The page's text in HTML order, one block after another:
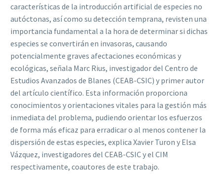
características de la introducción artificial de especies no
autóctonas, así como su detección temprana, revisten una
importancia fundamental a la hora de determinar si dichas
especies se convertirán en invasoras, causando
potencialmente graves afectaciones económicas y
ecológicas, señala Marc Rius, investigador del Centro de
Estudios Avanzados de Blanes (CEAB-CSIC) y primer autor
del artículo científico. Esta información proporciona
conocimientos y orientaciones vitales para la gestión más
inmediata del problema, pudiendo orientar los esfuerzos
de forma más eficaz para erradicar o al menos contener la
dispersión de estas especies, explica Xavier Turon y Elsa
Vázquez, investigadores del CEAB-CSIC y el CIM
respectivamente, coautores de este trabajo.